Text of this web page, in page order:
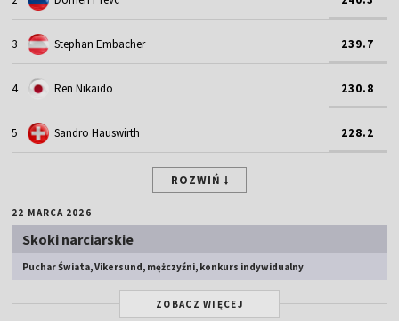
3 Stephan Embacher 239.7
4 Ren Nikaido 230.8
5 Sandro Hauswirth 228.2
ROZWIŃ
22 MARCA 2026
Skoki narciarskie
Puchar Świata, Vikersund, mężczyźni, konkurs indywidualny
ZOBACZ WIĘCEJ